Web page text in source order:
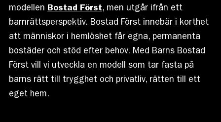
modellen Bostad Först, men utgår ifrån ett
barnrättsperspektiv. Bostad Först innebär i korthet
att människor i hemlöshet får egna, permanenta
bostäder och stöd efter behov. Med Barns Bostad
Först vill vi utveckla en modell som tar fasta på
barns rätt till trygghet och privatliv, rätten till ett
eget hem.